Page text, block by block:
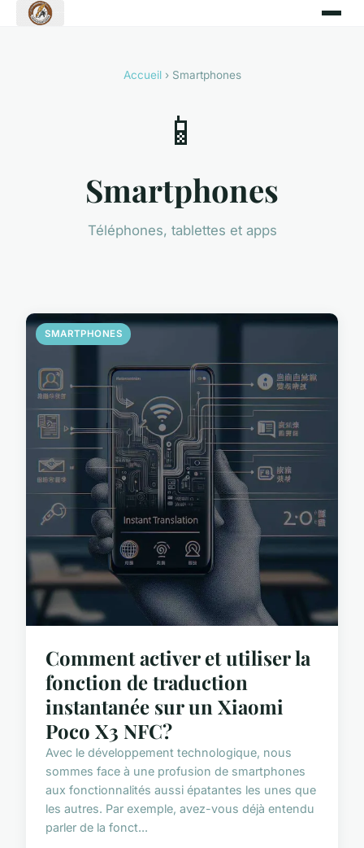
Accueil› Smartphones
📱
Smartphones
Téléphones, tablettes et apps
SMARTPHONES
Comment activer et utiliser la
fonction de traduction
instantanée sur un Xiaomi
Poco X3 NFC?
Avec le développement technologique, nous
sommes face à une profusion de smartphones
aux fonctionnalités aussi épatantes les unes que
les autres. Par exemple, avez-vous déjà entendu
parler de la fonct...